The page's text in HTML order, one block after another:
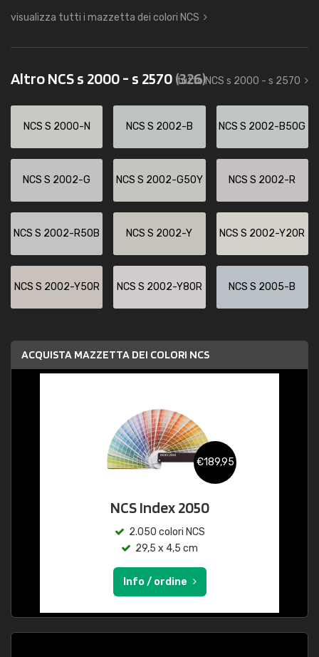
visualizza tutti i mazzetta dei colori NCS
Altro NCS s 2000 - s 2570(326)
tutto NCS s 2000 - s 2570
NCS S 2000-N NCS S 2002-B NCS S 2002-B50G
NCS S 2002-G NCS S 2002-G50Y NCS S 2002-R
NCS S 2002-R50B NCS S 2002-Y NCS S 2002-Y20R
NCS S 2002-Y50R NCS S 2002-Y80R NCS S 2005-B
ACQUISTA MAZZETTA DEI COLORI NCS
€189,95
NCS Index 2050
2.050 colori NCS
29,5 x 4,5 cm
Info / ordine